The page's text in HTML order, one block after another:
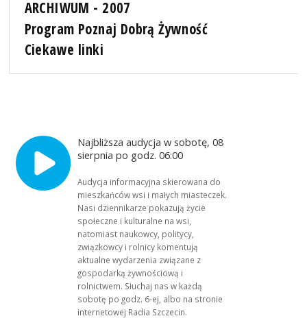
ARCHIWUM - 2007
Program Poznaj Dobrą Żywność
Ciekawe linki
Najbliższa audycja w sobotę, 08
sierpnia po godz. 06:00
Audycja informacyjna skierowana do
mieszkańców wsi i małych miasteczek.
Nasi dziennikarze pokazują życie
społeczne i kulturalne na wsi,
natomiast naukowcy, politycy,
związkowcy i rolnicy komentują
aktualne wydarzenia związane z
gospodarką żywnościową i
rolnictwem. Słuchaj nas w każdą
sobotę po godz. 6-ej, albo na stronie
internetowej Radia Szczecin.